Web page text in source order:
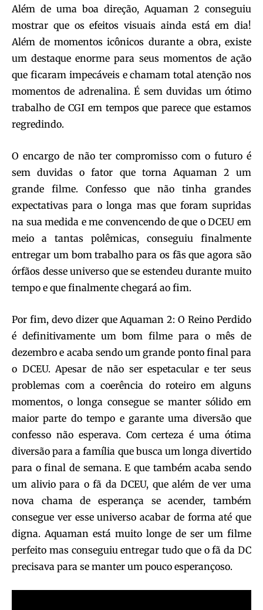
Além de uma boa direção, Aquaman 2 conseguiu
mostrar que os efeitos visuais ainda está em dia!
Além de momentos icônicos durante a obra, existe
um destaque enorme para seus momentos de ação
que ficaram impecáveis e chamam total atenção nos
momentos de adrenalina. É sem duvidas um ótimo
trabalho de CGI em tempos que parece que estamos
regredindo.
O encargo de não ter compromisso com o futuro é
sem duvidas o fator que torna Aquaman 2 um
grande filme. Confesso que não tinha grandes
expectativas para o longa mas que foram supridas
na sua medida e me convencendo de que o DCEU em
meio a tantas polêmicas, conseguiu finalmente
entregar um bom trabalho para os fãs que agora são
órfãos desse universo que se estendeu durante muito
tempo e que finalmente chegará ao fim.
Por fim, devo dizer que Aquaman 2: O Reino Perdido
é definitivamente um bom filme para o mês de
dezembro e acaba sendo um grande ponto final para
o DCEU. Apesar de não ser espetacular e ter seus
problemas com a coerência do roteiro em alguns
momentos, o longa consegue se manter sólido em
maior parte do tempo e garante uma diversão que
confesso não esperava. Com certeza é uma ótima
diversão para a família que busca um longa divertido
para o final de semana. E que também acaba sendo
um alivio para o fã da DCEU, que além de ver uma
nova chama de esperança se acender, também
consegue ver esse universo acabar de forma até que
digna. Aquaman está muito longe de ser um filme
perfeito mas conseguiu entregar tudo que o fã da DC
precisava para se manter um pouco esperançoso.